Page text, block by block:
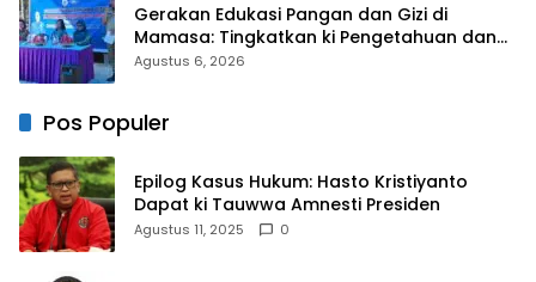
Gerakan Edukasi Pangan dan Gizi di
Mamasa: Tingkatkan ki Pengetahuan dan
Keterampilan Keluarga dalam Pemenuhan
Agustus 6, 2026
Pos Populer
Epilog Kasus Hukum: Hasto Kristiyanto
Dapat ki Tauwwa Amnesti Presiden
Agustus 11, 2025 0